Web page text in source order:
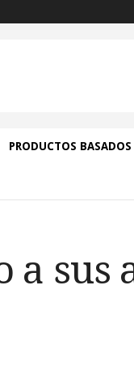
PRODUCTOS BASADOS
sus